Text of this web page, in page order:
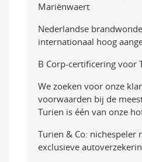
Mariënwaert
Nederlandse
internationaal hoog
B Corp-certificering voor
We zoeken voor onze
voorwaarden bij de
Turien is één van onze
Turien & Co: nichespeler
exclusieve